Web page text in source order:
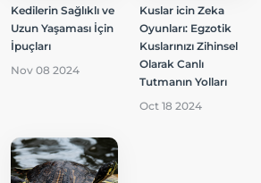
Kedilerin Sağlıklı ve
Uzun Yaşaması İçin
İpuçları
Nov 08 2024
Kuslar icin Zeka
Oyunları: Egzotik
Kuslarınızı Zihinsel
Olarak Canlı
Tutmanın Yolları
Oct 18 2024